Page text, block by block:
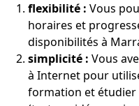
flexibilité : Vous
horaires et
disponibilités à
simplicité : Vous
à Internet pour
formation et étudier